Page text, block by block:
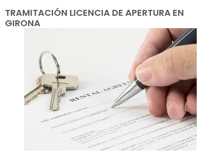
TRAMITACIÓN LICENCIA DE APERTURA EN
GIRONA